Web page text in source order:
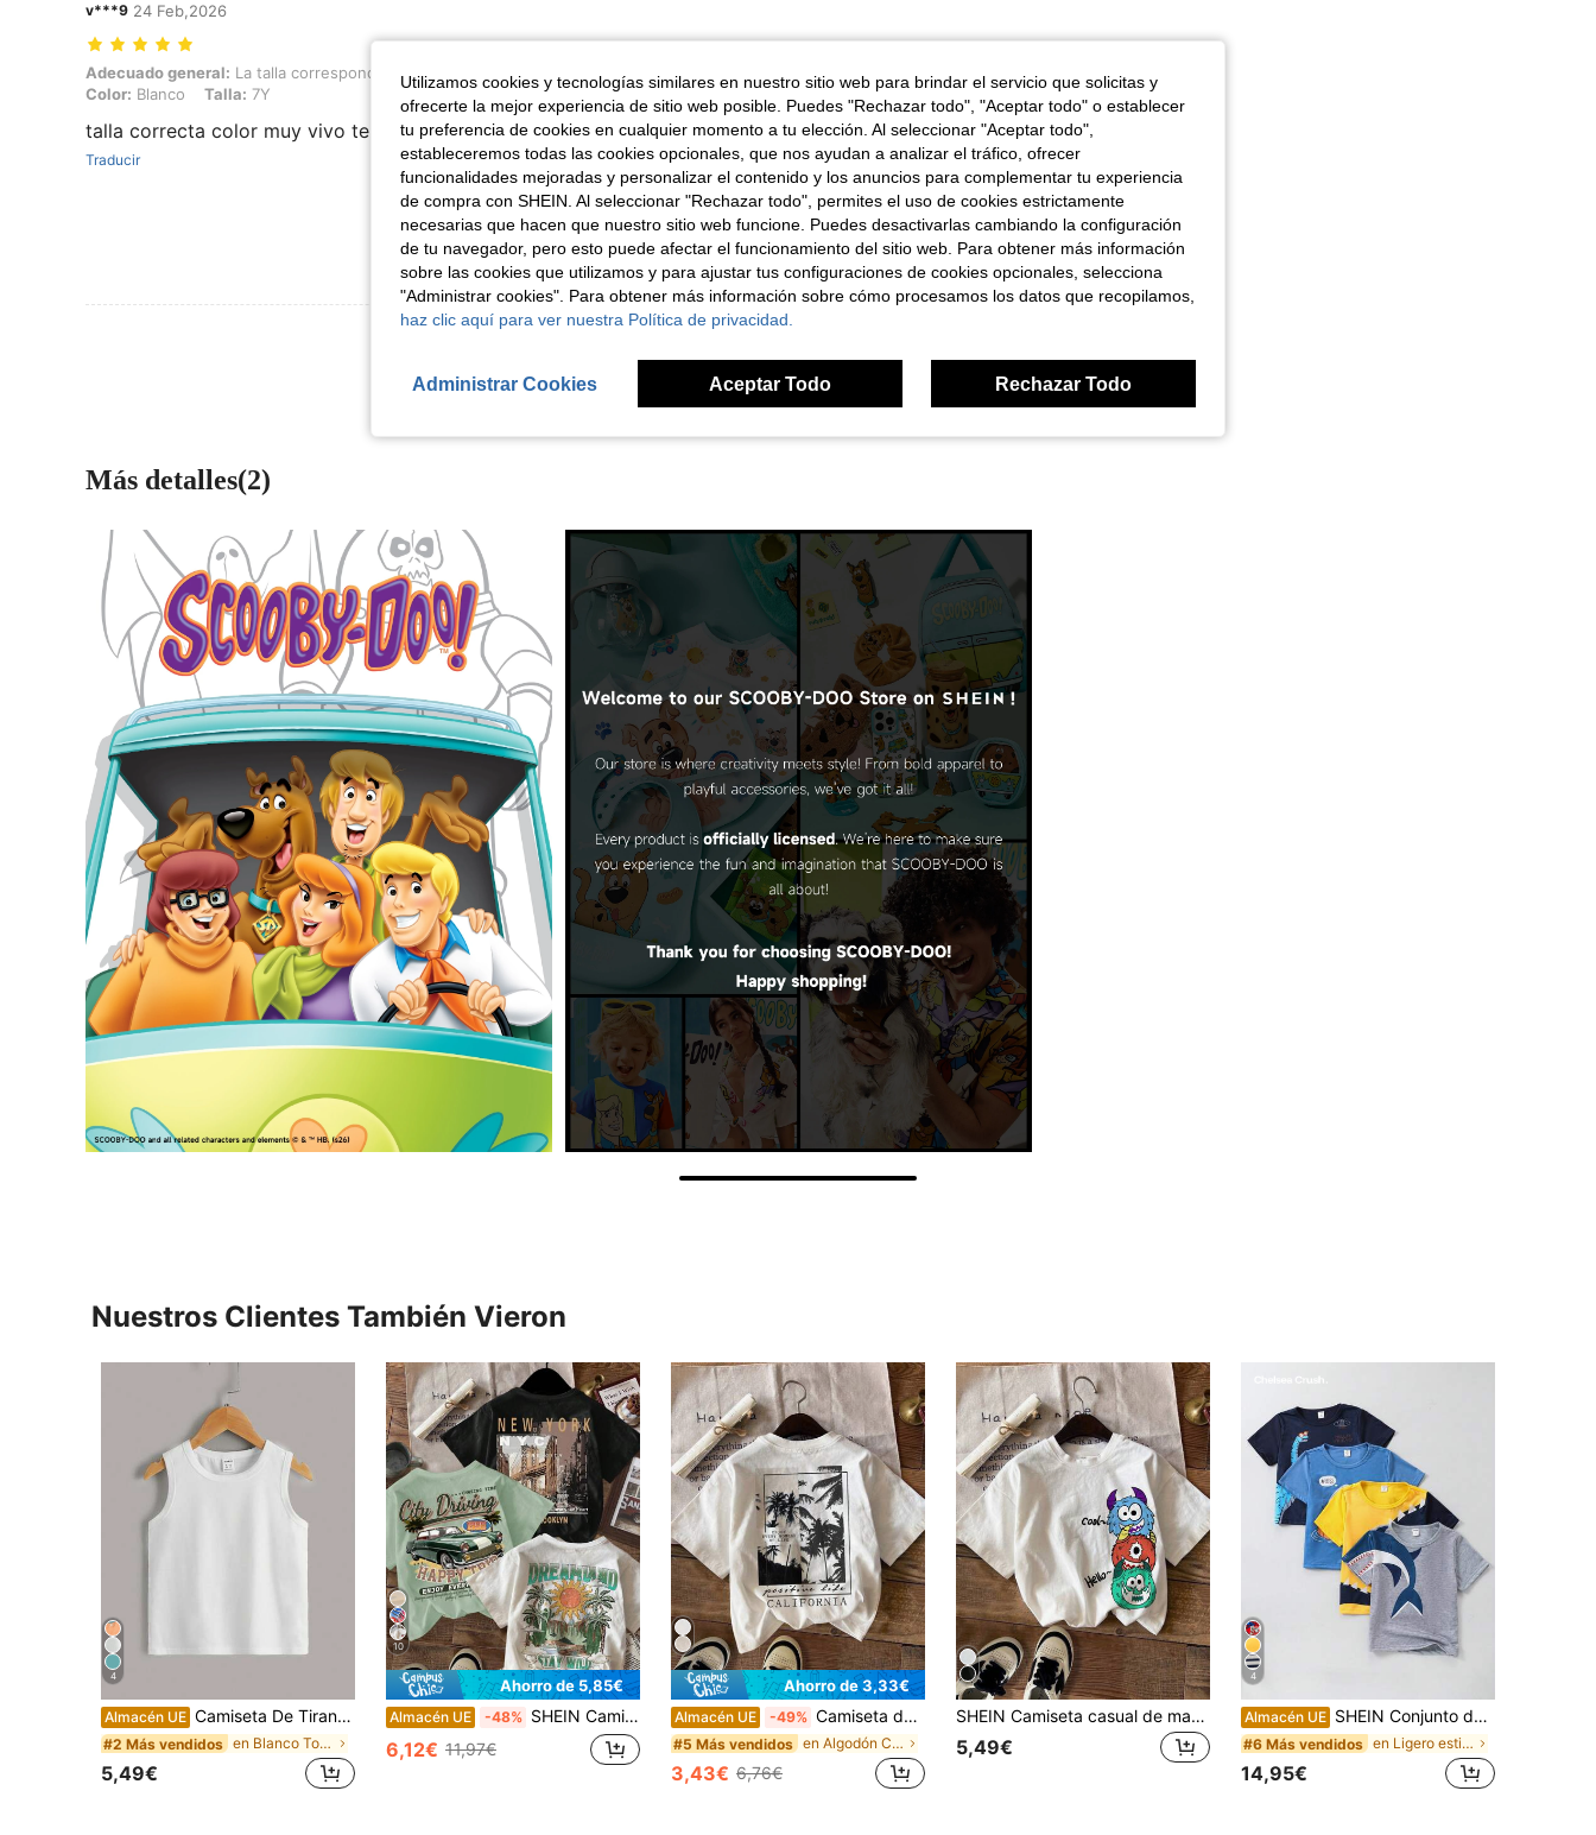
v***9 24 Feb,2026
Adecuado general: La talla corresponde, Altura: 128 cm / 50 in, Peso: 16 kg / 35 lbs, Color: Blanco, Talla: 7Y
Adecuado general: La talla corresponde Altura: 128 cm / 50 in Peso: 16 kg / 35 lbs
Color: Blanco Talla: 7Y
talla correcta color muy vivo tela de calidad
Traducir
Útil (0)
Ver Más Reseñas
Más detalles(2)
Nuestros Clientes También Vieron
4
Almacén UE Camiseta De Tirantes Sólida Para Niño/a Joven
#2 Más vendidos en Blanco Tops para niños pequeños
5,49€
10
Ahorro de 5,85€
Almacén UE -48% SHEIN Camiseta de manga corta de cuello redondo con gráfico de paisaje casual para niños, apropiada para el verano
6,12€ 11,97€
Ahorro de 3,33€
Almacén UE -49% Camiseta de cuello redondo y manga corta para niño joven con estampado a juego de vacaciones
#5 Más vendidos en Algodón Camisetas para niños pequeños
3,43€ 6,76€
SHEIN Camiseta casual de manga corta con cuello redondo para niños jóvenes con patrón divertido de dibujos animados adecuada para el verano
5,49€
4
Almacén UE SHEIN Conjunto de 4 camisetas de manga corta con cuello redondo, estilo academia, con gráficos divertidos y lindos para niños pequeños, de material suave, apropiadas para calle, escuela, juego al aire libre, primavera/verano, escapada, vacaciones, viaje, relajación, tomar el sol
#6 Más vendidos en Ligero estiramiento Camisetas para niños pequeñ
14,95€
Utilizamos cookies y tecnologías similares en nuestro sitio web para brindar el servicio que solicitas y
ofrecerte la mejor experiencia de sitio web posible. Puedes "Rechazar todo", "Aceptar todo" o establecer
tu preferencia de cookies en cualquier momento a tu elección. Al seleccionar "Aceptar todo",
estableceremos todas las cookies opcionales, que nos ayudan a analizar el tráfico, ofrecer
funcionalidades mejoradas y personalizar el contenido y los anuncios para complementar tu experiencia
de compra con SHEIN. Al seleccionar "Rechazar todo", permites el uso de cookies estrictamente
necesarias que hacen que nuestro sitio web funcione. Puedes desactivarlas cambiando la configuración
de tu navegador, pero esto puede afectar el funcionamiento del sitio web. Para obtener más información
sobre las cookies que utilizamos y para ajustar tus configuraciones de cookies opcionales, selecciona
"Administrar cookies". Para obtener más información sobre cómo procesamos los datos que recopilamos,
haz clic aquí para ver nuestra Política de privacidad.
Administrar Cookies Aceptar Todo Rechazar Todo